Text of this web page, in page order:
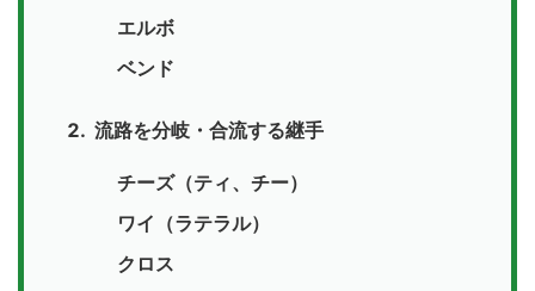
エルボ
ベンド
流路を分岐・合流する継手
チーズ（ティ、チー）
ワイ（ラテラル）
クロス